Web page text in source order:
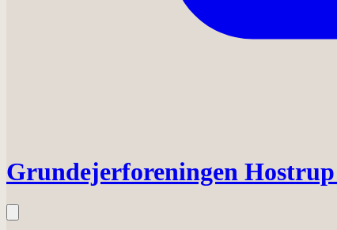
Grundejerforeningen